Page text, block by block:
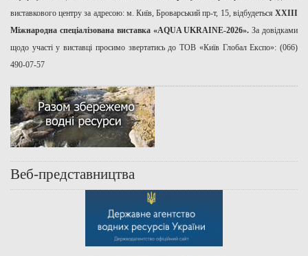
виставкового центру за адресою: м. Київ, Броварський пр-т, 15, відбудеться ХХІІІ
Міжнародна спеціалізована виставка «AQUA UKRAINE-2026».За довідками
щодо участі у виставці просимо звертатись до ТОВ «Київ Глобал Експо»: (066)
490-07-57
Веб-представництва